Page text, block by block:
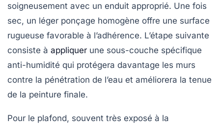
soigneusement avec un enduit approprié. Une fois
sec, un léger ponçage homogène offre une surface
rugueuse favorable à l’adhérence. L’étape suivante
consiste à appliquer une sous-couche spécifique
anti-humidité qui protégera davantage les murs
contre la pénétration de l’eau et améliorera la tenue
de la peinture finale.
Pour le plafond, souvent très exposé à la